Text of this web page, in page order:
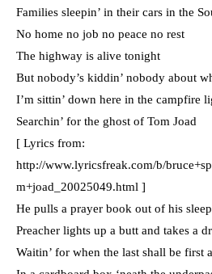
Families sleepin’ in their cars in the
No home no job no peace no rest
The highway is alive tonight
But nobody’s kiddin’ nobody about
I’m sittin’ down here in the campfire
Searchin’ for the ghost of Tom Joad
[ Lyrics from:
http://www.lyricsfreak.com/b/
m+joad_20025049.html ]
He pulls a prayer book out of his
Preacher lights up a butt and takes a
Waitin’ for when the last shall be first